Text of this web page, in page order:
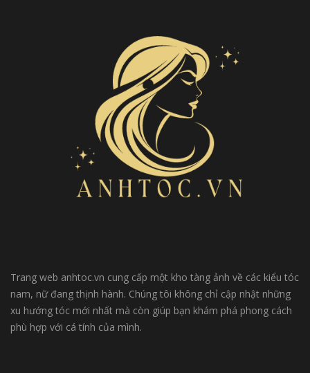
Trang web anhtoc.vn cung cấp một kho tàng ảnh về các kiểu tóc
nam, nữ đang thịnh hành. Chúng tôi không chỉ cập nhật những
xu hướng tóc mới nhất mà còn giúp bạn khám phá phong cách
phù hợp với cá tính của mình.